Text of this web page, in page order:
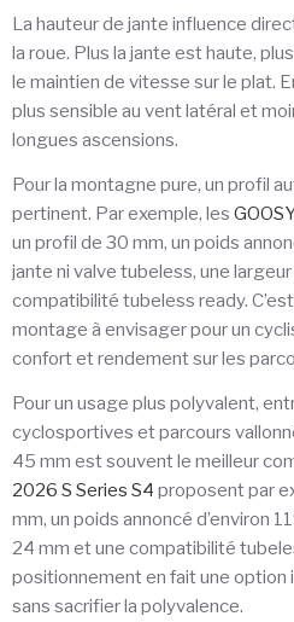
La hauteur de jante influence
la roue. Plus la jante est haute,
le maintien de vitesse sur le plat.
plus sensible au vent latéral et
longues ascensions.
Pour la montagne pure, un profil
pertinent. Par exemple, les
un profil de 30 mm, un poids
jante ni valve tubeless, une
compatibilité tubeless ready.
montage à envisager pour un
confort et rendement sur les
Pour un usage plus polyvalent,
cyclosportives et parcours
45 mm est souvent le meilleur
2026 S Series S4 proposent par
mm, un poids annoncé d’environ
24 mm et une compatibilité
positionnement en fait une
sans sacrifier la polyvalence.